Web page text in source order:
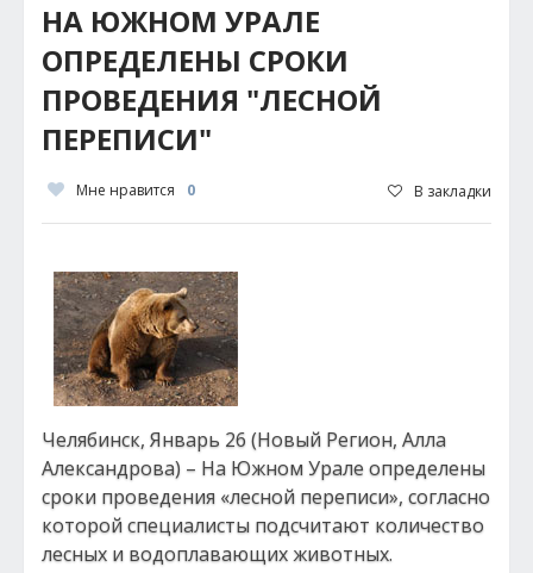
НА ЮЖНОМ УРАЛЕ
ОПРЕДЕЛЕНЫ СРОКИ
ПРОВЕДЕНИЯ "ЛЕСНОЙ
ПЕРЕПИСИ"
Мне нравится 0 В закладки
Челябинск, Январь 26 (Новый Регион, Алла
Александрова) – На Южном Урале определены
сроки проведения «лесной переписи», согласно
которой специалисты подсчитают количество
лесных и водоплавающих животных.